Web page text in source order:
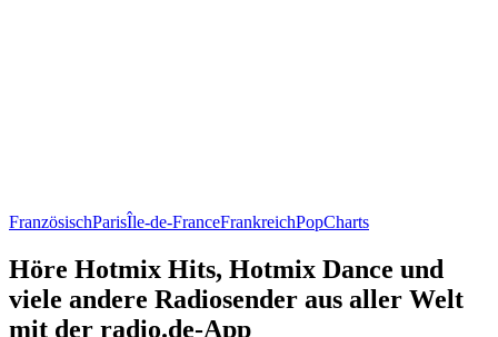
FranzösischParisÎle-de-FranceFrankreichPopCharts
Höre Hotmix Hits, Hotmix Dance und
viele andere Radiosender aus aller Welt
mit der radio.de-App